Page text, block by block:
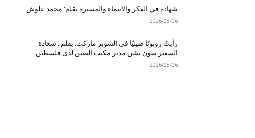
شهادة في الفكر والانتماء والمسيرة بقلم: محمد علوش
2026/08/06
رأيتُ روبوتًا صينيًا في السوبر ماركت..بقلم : سعادة
السفير سون تشن مدير مكتب الصين لدى فلسطين
2026/08/06